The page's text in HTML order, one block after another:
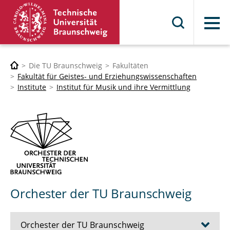
Menü
Die TU Braunschweig
Fakultäten
Fakultät für Geistes- und Erziehungswissenschaften
Institute
Institut für Musik und ihre Vermittlung
Orchester der TU Braunschweig
Orchester der TU Braunschweig